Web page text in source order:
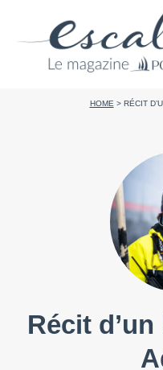
HOME > RÉCIT
Récit